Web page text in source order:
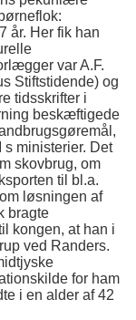
år. Her fik han
var A.F.
Stiftstidende) og
tidsskrifter i
beskæftigede
ministerier. Det
skovbrug, om
til bl.a.
løsningen af
bragte
kongen, at han i
ved Randers.
for ham
i en alder af 42